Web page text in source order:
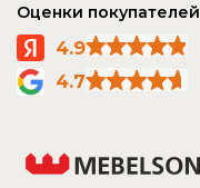
Оценки покупателей
4.9
4.7